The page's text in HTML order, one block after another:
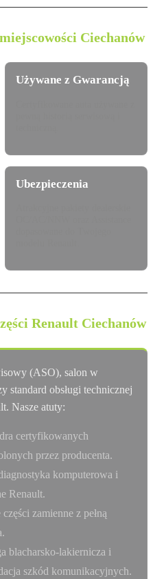
Ciechanów
Używane z Gwarancją
Ubezpieczenia
Renault Ciechanów
(ASO), salon w
standard obsługi technicznej
Nasze atuty:
certyfikowanych
przez producenta.
komputerowa i
Renault.
zamienne z pełną
blacharsko-lakiernicza i
szkód komunikacyjnych.